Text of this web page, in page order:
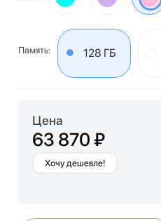
Память: 128 ГБ
Цена
63 870 ₽
Хочу дешевле!